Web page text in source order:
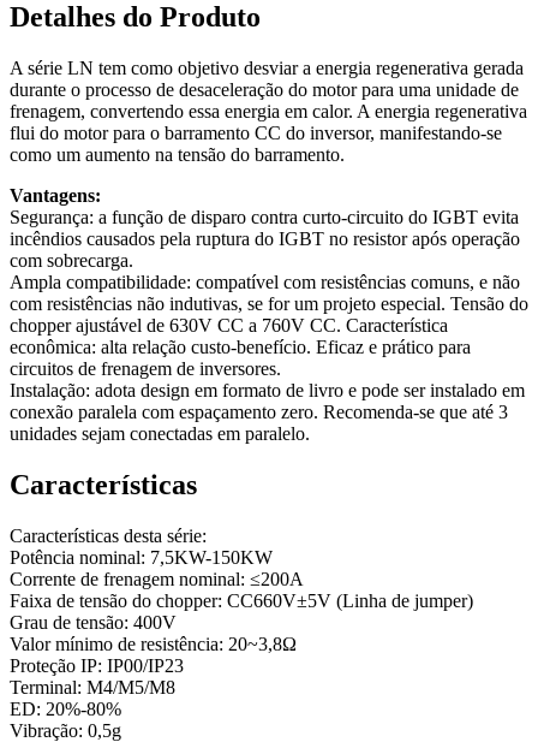
Detalhes do Produto
A série LN tem como objetivo desviar a energia regenerativa gerada
durante o processo de desaceleração do motor para uma unidade de
frenagem, convertendo essa energia em calor. A energia regenerativa
flui do motor para o barramento CC do inversor, manifestando-se
como um aumento na tensão do barramento.
Vantagens:
Segurança: a função de disparo contra curto-circuito do IGBT evita
incêndios causados pela ruptura do IGBT no resistor após operação
com sobrecarga.
Ampla compatibilidade: compatível com resistências comuns, e não
com resistências não indutivas, se for um projeto especial. Tensão do
chopper ajustável de 630V CC a 760V CC. Característica
econômica: alta relação custo-benefício. Eficaz e prático para
circuitos de frenagem de inversores.
Instalação: adota design em formato de livro e pode ser instalado em
conexão paralela com espaçamento zero. Recomenda-se que até 3
unidades sejam conectadas em paralelo.
Características
Características desta série:
Potência nominal: 7,5KW-150KW
Corrente de frenagem nominal: ≤200A
Faixa de tensão do chopper: CC660V±5V (Linha de jumper)
Grau de tensão: 400V
Valor mínimo de resistência: 20~3,8Ω
Proteção IP: IP00/IP23
Terminal: M4/M5/M8
ED: 20%-80%
Vibração: 0,5g